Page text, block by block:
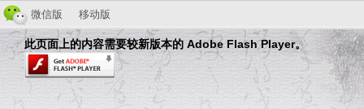
微信版 移动版
此页面上的内容需要较新版本的 Adobe Flash Player。